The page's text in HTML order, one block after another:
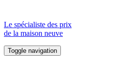
Le spécialiste des prix
de la maison neuve
Toggle navigation